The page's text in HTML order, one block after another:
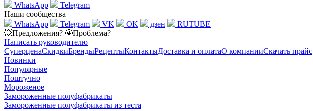
WhatsApp
Telegram
Наши сообщества
WhatsApp
Telegram VK OK дзен
RUTUBE
💥Предложения? 🤬Проблема?
Написать руководителю
СуперценаСкидкиБрендыРецептыКонтактыДоставка и оплатаО компанииСкачать прайс
Новинки
Популярные
Поштучно
Мороженое
Замороженные полуфабрикаты
Замороженные полуфабрикаты из теста